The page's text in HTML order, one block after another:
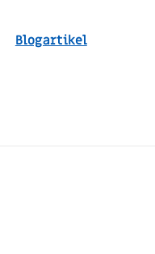
Blogartikel